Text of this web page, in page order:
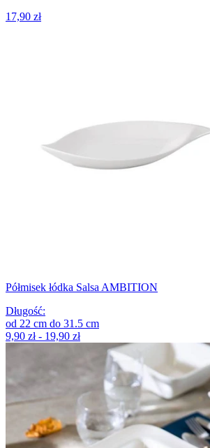
17,90 zł
Półmisek łódka Salsa AMBITION
Długość:
od 22 cm do 31.5 cm
9,90 zł - 19,90 zł